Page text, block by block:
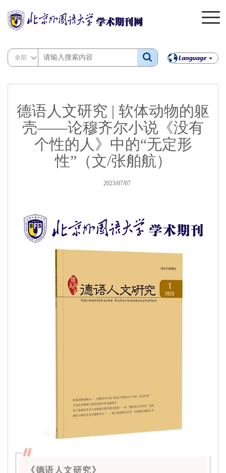
全部
德语人文研究 | 软体动物的躯
壳——论穆齐尔小说《没有
个性的人》中的“无定形
性”（文/张舶航）
2023/07/07
《德语人文研究》